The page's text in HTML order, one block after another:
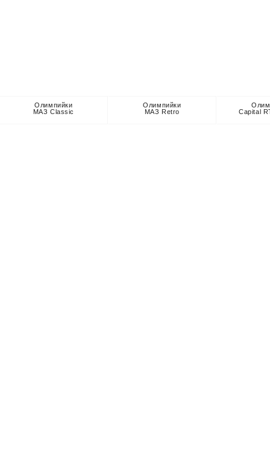
Олимпийки
МАЗ Classic
Олимпийки
МАЗ Retro
Capital